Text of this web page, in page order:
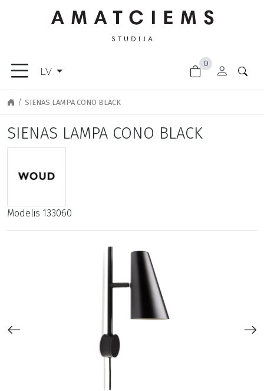
LV
0
MĒBELES
DĀRZA
PRECES
APGAISMOJUMS
APDARES
JAUNĀKĀS
ATLAIDES
DURVJU
SIENAS LAMPA CONO BLACK
SIENAS LAMPA CONO BLACK
Modelis 133060